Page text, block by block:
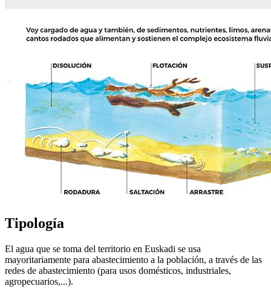
Tipología
El agua que se toma del territorio en Euskadi se usa
mayoritariamente para abastecimiento a la población, a través de las
redes de abastecimiento (para usos domésticos, industriales,
agropecuarios,...).